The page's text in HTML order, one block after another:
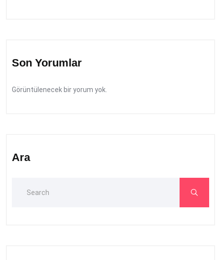
Son Yorumlar
Görüntülenecek bir yorum yok.
Ara